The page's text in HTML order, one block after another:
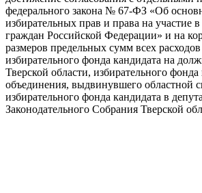
федерального закона № 67-ФЗ «Об
избирательных прав и права на участие
граждан Российской Федерации» и на
размеров предельных сумм всех расходов
избирательного фонда кандидата на
Тверской области, избирательного фонда
объединения, выдвинувшего областной
избирательного фонда кандидата в
Законодательного Собрания Тверской